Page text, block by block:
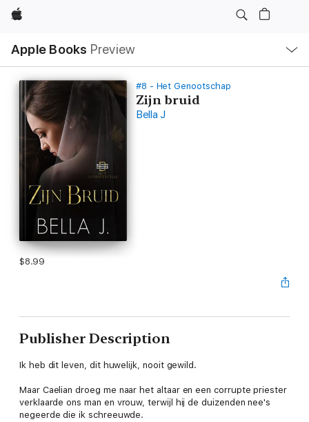
Apple
Apple Books Preview
Nav
Open
Menu
#8 - Het Genootschap
Zijn bruid
Bella J
$8.99
Publisher Description
Ik heb dit leven, dit huwelijk, nooit gewild.
Maar Caelian droeg me naar het altaar en een corrupte priester
verklaarde ons man en vrouw, terwijl hij de duizenden nee's
negeerde die ik schreeuwde.